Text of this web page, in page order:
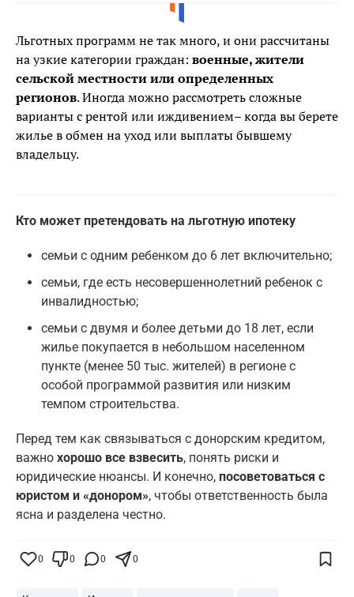
Льготных программ не так много, и они рассчитаны
на узкие категории граждан: военные, жители
сельской местности или определенных
регионов. Иногда можно рассмотреть сложные
варианты с рентой или иждивением– когда вы берете
жилье в обмен на уход или выплаты бывшему
владельцу.
Кто может претендовать на льготную ипотеку
семьи с одним ребенком до 6 лет включительно;
семьи, где есть несовершеннолетний ребенок с
инвалидностью;
семьи с двумя и более детьми до 18 лет, если
жилье покупается в небольшом населенном
пункте (менее 50 тыс. жителей) в регионе с
особой программой развития или низким
темпом строительства.
Перед тем как связываться с донорским кредитом,
важно хорошо все взвесить, понять риски и
юридические нюансы. И конечно, посоветоваться с
юристом и «донором», чтобы ответственность была
ясна и разделена честно.
0 0 0 0
показываться вам